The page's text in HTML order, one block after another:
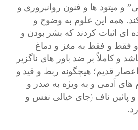
و میتود ها و فنون روانپروری و
همه این علوم به وضوح و
ای اثبات کردند که بشر بودن و
و فقط و فقط به مغز و دماغ
و کاملاً بر ضد باور های ناگزیر
قدیم؛ هیچگونه ربط و قید و
های آدمی و به ویژه به صدر و
پائین ناف (جای خیالی نفس و